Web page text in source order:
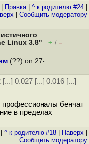
Правка| ^ к родителю #24
Cообщить модератору
Linux 3.8"
+ / –
(??) on 27-
0.027 [...] 0.016 [...]
профессионалы бенчат
в пределах
^ к родителю #18 Наверх
Cообщить модератору